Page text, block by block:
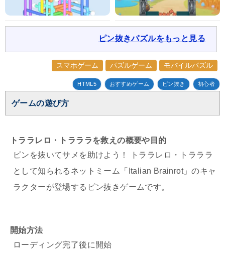
ピン抜きパズルをもっと見る
スマホゲーム パズルゲーム モバイルパズル
HTML5 おすすめゲーム ピン抜き 初心者
ゲームの遊び方
トララレロ・トラララを救えの概要や目的
ピンを抜いてサメを助けよう！ トララレロ・トラララ
として知られるネットミーム「Italian Brainrot」のキャ
ラクターが登場するピン抜きゲームです。
開始方法
ローディング完了後に開始